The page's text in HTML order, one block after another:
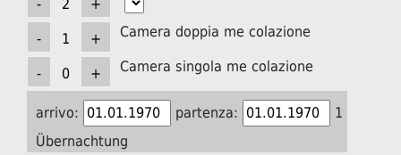
Camera doppia me colazione
Camera singola me colazione
arrivo: partenza:
1
Übernachtung